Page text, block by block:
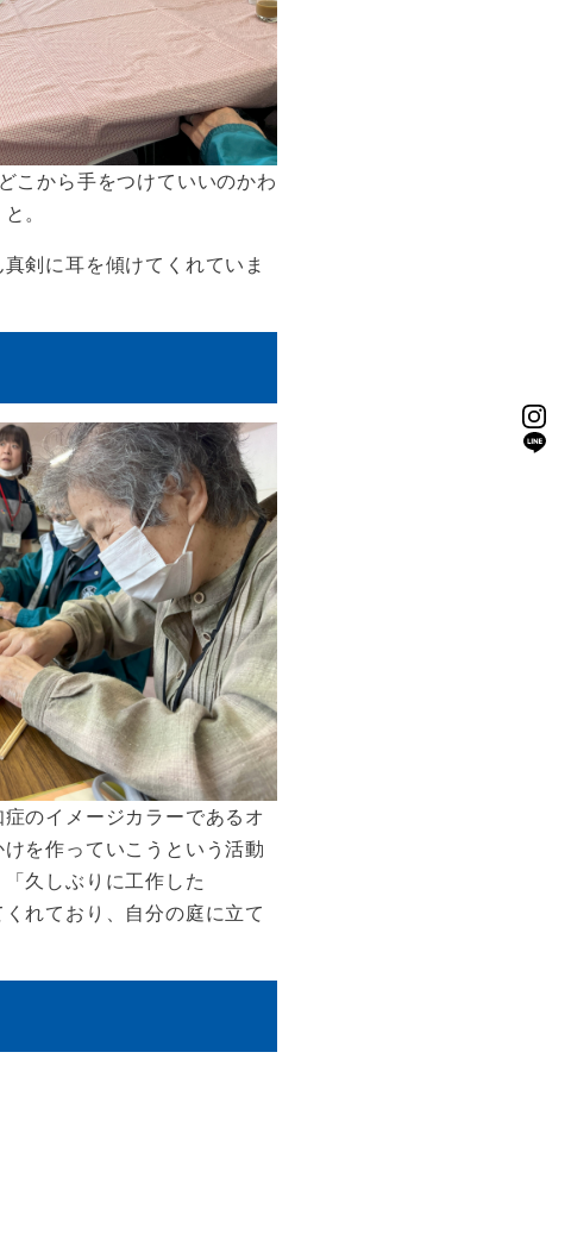
こから手をつけていいのかわ
。
剣に耳を傾けてくれていま
のイメージカラーであるオ
を作っていこうという活動
久しぶりに工作した
れており、自分の庭に立て